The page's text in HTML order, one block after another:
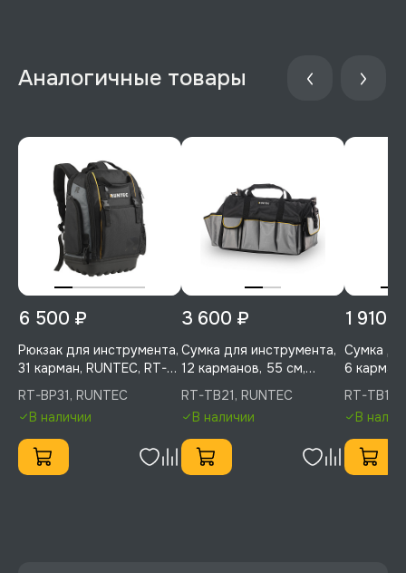
6 500 ₽
Рюкзак для инструмента,
31 карман, RUNTEC, RT-
BP31
RT-BP31, RUNTEC
В наличии
3 600 ₽
Сумка для инструмента,
12 карманов, 55 см,
RUNTEC, RT-TB21
RT-TB21, RUNTEC
В наличии
1 910 ₽
Сумка
6
RUNTEC,
RT-TB11,
В